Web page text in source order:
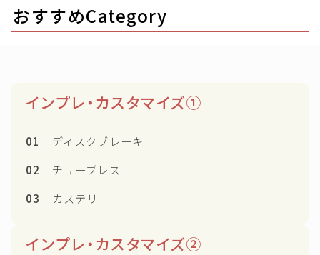
おすすめCategory
インプレ・カスタマイズ①
01
ディスクブレーキ
02
チューブレス
03
カステリ
インプレ・カスタマイズ②